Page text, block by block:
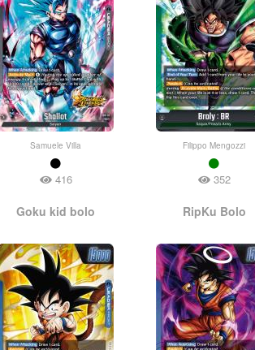
Samuele Villa
416
Filippo Mengozzi
352
Goku kid bolo RipKu Bolo